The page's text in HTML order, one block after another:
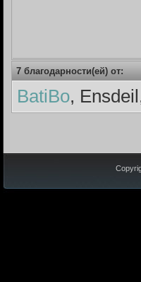
7 благодарности(ей) от:
BatiBo,